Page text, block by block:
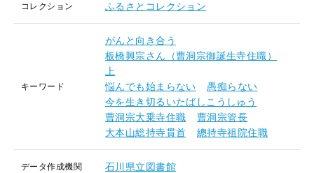
コレクション ふるさとコレクション
キーワード
がんと向き合う
板橋興宗さん（曹洞宗御誕生寺住職）
上
悩んでも始まらない
愚痴らない
今を生き切るいたばしこうしゅう
曹洞宗大乗寺住職
曹洞宗管長
大本山総持寺貫首
總持寺祖院住職
データ作成機関 石川県立図書館